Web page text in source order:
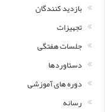
بازدید کنندگان
تجهیزات
جلسات هفتگی
دستاوردها
دوره های آموزشی
رسانه